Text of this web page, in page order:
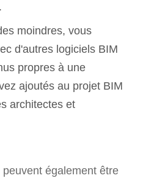
moindres, vous
d'autres logiciels BIM
propres à une
ajoutés au projet BIM
architectes et
également être